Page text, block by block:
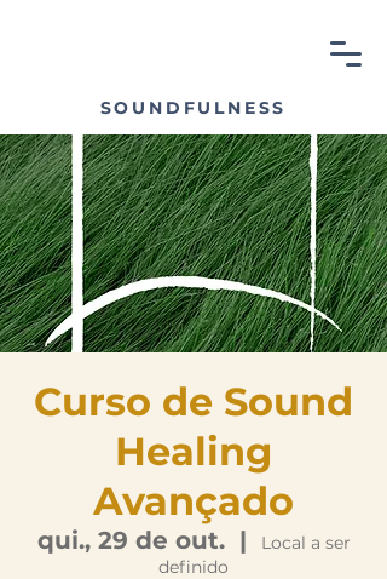
SOUNDFULNESS
Curso de Sound
Healing
Avançado
qui., 29 de out.
  |
Local a ser
definido